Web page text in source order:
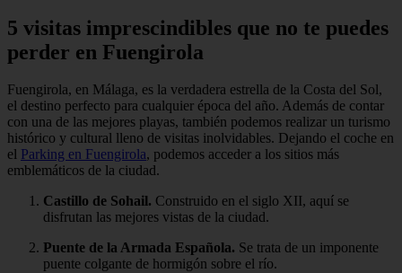
5 visitas imprescindibles que no te puedes
perder en Fuengirola
Fuengirola, en Málaga, es la verdadera estrella de la Costa del Sol,
el destino perfecto para cualquier época del año. Además de contar
con una de las mejores playas, también podemos realizar un turismo
histórico y cultural lleno de visitas inolvidables. Dejando el coche en
el Parking en Fuengirola, podemos acceder a los sitios más
emblemáticos de la ciudad.
Castillo de Sohail. Construido en el siglo XII, aquí se
disfrutan las mejores vistas de la ciudad.
Puente de la Armada Española. Se trata de un imponente
puente colgante de hormigón sobre el río.